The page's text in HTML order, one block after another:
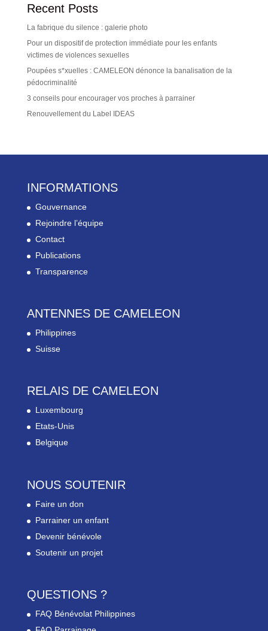
Recent Posts
La fabrique du silence : galerie photo
Pour un dispositif de protection immédiate pour les enfants
victimes de violences sexuelles
Poupées s*xuelles : CAMELEON dénonce la banalisation de la
pédocriminalité
3 conseils pour encourager vos proches à parrainer
Renouvellement du Label IDEAS
INFORMATIONS
Gouvernance
Rejoindre l’équipe
Contact
Publications
Transparence
ANTENNES DE CAMELEON
Philippines
Suisse
RELAIS DE CAMELEON
Luxembourg
Etats-Unis
Belgique
NOUS SOUTENIR
Faire un don
Parrainer un enfant
Devenir bénévole
Soutenir un projet
QUESTIONS ?
FAQ Bénévolat Philippines